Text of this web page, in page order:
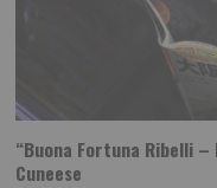
“Buona Fortuna Ribelli –
Cuneese